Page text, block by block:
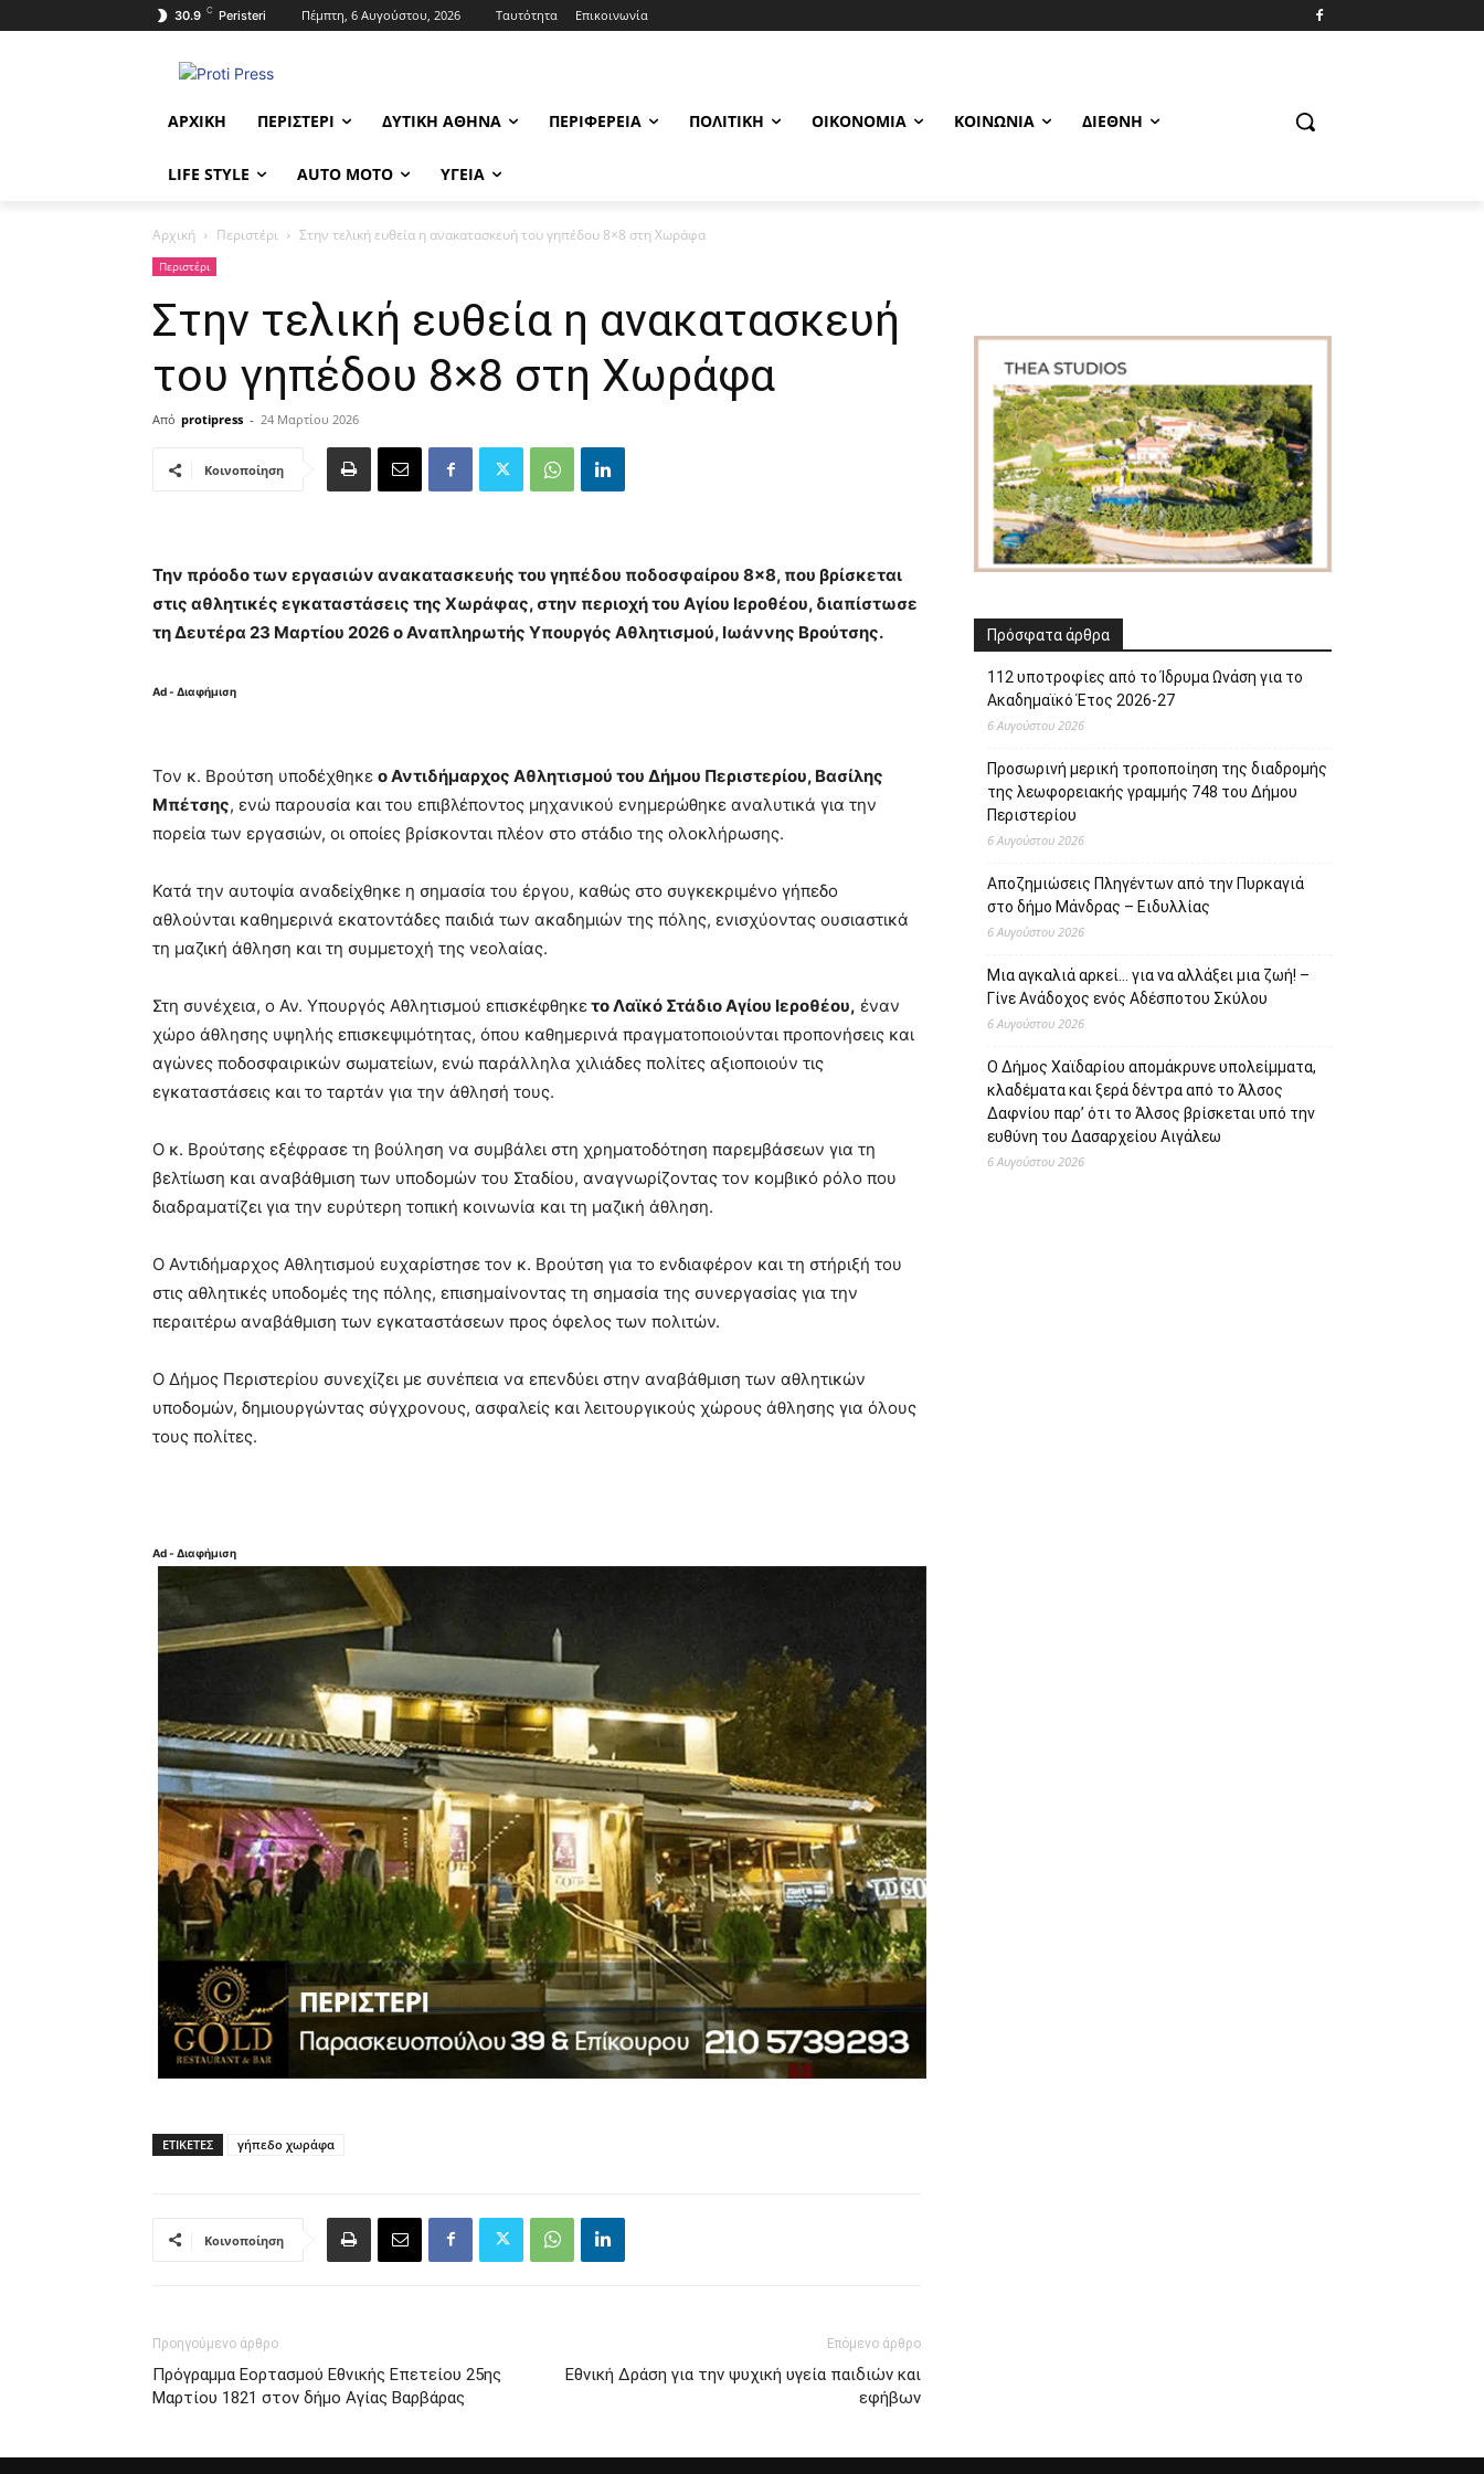
30.9 C Peristeri Πέμπτη, 6 Αυγούστου, 2026 Ταυτότητα Επικοινωνία
ΑΡΧΙΚΉ ΠΕΡΙΣΤΈΡΙ ΔΥΤΙΚΉ ΑΘΉΝΑ ΠΕΡΙΦΈΡΕΙΑ ΠΟΛΙΤΙΚΉ ΟΙΚΟΝΟΜΊΑ ΚΟΙΝΩΝΊΑ ΔΙΕΘΝΉ
LIFE STYLE AUTO MOTO ΥΓΕΊΑ
Αρχική Περιστέρι Στην τελική ευθεία η ανακατασκευή του γηπέδου 8×8 στη Χωράφα
Περιστέρι
Στην τελική ευθεία η ανακατασκευή
του γηπέδου 8×8 στη Χωράφα
Από protipress - 24 Μαρτίου 2026
Κοινοποίηση
Την πρόοδο των εργασιών ανακατασκευής του γηπέδου ποδοσφαίρου 8×8, που βρίσκεται
στις αθλητικές εγκαταστάσεις της Χωράφας, στην περιοχή του Αγίου Ιεροθέου, διαπίστωσε
τη Δευτέρα 23 Μαρτίου 2026 ο Αναπληρωτής Υπουργός Αθλητισμού, Ιωάννης Βρούτσης.
Ad - Διαφήμιση
Τον κ. Βρούτση υποδέχθηκε ο Αντιδήμαρχος Αθλητισμού του Δήμου Περιστερίου, Βασίλης
Μπέτσης, ενώ παρουσία και του επιβλέποντος μηχανικού ενημερώθηκε αναλυτικά για την
πορεία των εργασιών, οι οποίες βρίσκονται πλέον στο στάδιο της ολοκλήρωσης.
Κατά την αυτοψία αναδείχθηκε η σημασία του έργου, καθώς στο συγκεκριμένο γήπεδο
αθλούνται καθημερινά εκατοντάδες παιδιά των ακαδημιών της πόλης, ενισχύοντας ουσιαστικά
τη μαζική άθληση και τη συμμετοχή της νεολαίας.
Στη συνέχεια, ο Αν. Υπουργός Αθλητισμού επισκέφθηκετο Λαϊκό Στάδιο Αγίου Ιεροθέου, έναν
χώρο άθλησης υψηλής επισκεψιμότητας, όπου καθημερινά πραγματοποιούνται προπονήσεις και
αγώνες ποδοσφαιρικών σωματείων, ενώ παράλληλα χιλιάδες πολίτες αξιοποιούν τις
εγκαταστάσεις και το ταρτάν για την άθλησή τους.
Ο κ. Βρούτσης εξέφρασε τη βούληση να συμβάλει στη χρηματοδότηση παρεμβάσεων για τη
βελτίωση και αναβάθμιση των υποδομών του Σταδίου, αναγνωρίζοντας τον κομβικό ρόλο που
διαδραματίζει για την ευρύτερη τοπική κοινωνία και τη μαζική άθληση.
Ο Αντιδήμαρχος Αθλητισμού ευχαρίστησε τον κ. Βρούτση για το ενδιαφέρον και τη στήριξή του
στις αθλητικές υποδομές της πόλης, επισημαίνοντας τη σημασία της συνεργασίας για την
περαιτέρω αναβάθμιση των εγκαταστάσεων προς όφελος των πολιτών.
Ο Δήμος Περιστερίου συνεχίζει με συνέπεια να επενδύει στην αναβάθμιση των αθλητικών
υποδομών, δημιουργώντας σύγχρονους, ασφαλείς και λειτουργικούς χώρους άθλησης για όλους
τους πολίτες.
Ad - Διαφήμιση
ΕΤΙΚΈΤΕΣ γήπεδο χωράφα
Κοινοποίηση
Προηγούμενο άρθρο
Πρόγραμμα Εορτασμού Εθνικής Επετείου 25ης
Μαρτίου 1821 στον δήμο Αγίας Βαρβάρας
Επόμενο άρθρο
Εθνική Δράση για την ψυχική υγεία παιδιών και
εφήβων
Πρόσφατα άρθρα
112 υποτροφίες από το Ίδρυμα Ωνάση για το
Ακαδημαϊκό Έτος 2026-27
6 Αυγούστου 2026
Προσωρινή μερική τροποποίηση της διαδρομής
της λεωφορειακής γραμμής 748 του Δήμου
Περιστερίου
6 Αυγούστου 2026
Αποζημιώσεις Πληγέντων από την Πυρκαγιά
στο δήμο Μάνδρας – Ειδυλλίας
6 Αυγούστου 2026
Μια αγκαλιά αρκεί… για να αλλάξει μια ζωή! –
Γίνε Ανάδοχος ενός Αδέσποτου Σκύλου
6 Αυγούστου 2026
Ο Δήμος Χαϊδαρίου απομάκρυνε υπολείμματα,
κλαδέματα και ξερά δέντρα από το Άλσος
Δαφνίου παρ’ ότι το Άλσος βρίσκεται υπό την
ευθύνη του Δασαρχείου Αιγάλεω
6 Αυγούστου 2026